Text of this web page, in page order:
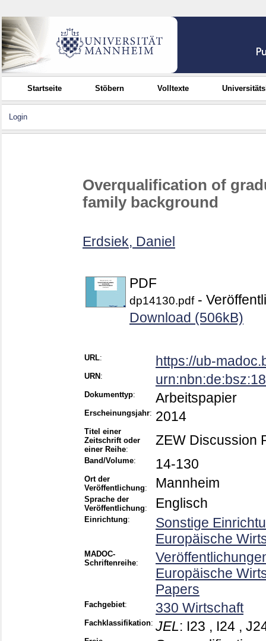
Startseite Stöbern Volltexte
Login
Overqualification of
family background
Erdsiek, Daniel
PDF
dp14130.pdf-
Download (506kB)
URL: https://ub-
URN :
Dokumenttyp: Arbeitspapier
Erscheinungsjahr: 2014
Titel einer
Zeitschrift oder
einer Reihe:
ZEW Discussion
Band/Volume: 14-130
Ort der
Veröffentlichung: Mannheim
Sprache der
Veröffentlichung: Englisch
Einrichtung:
Sonstige
Europäische
MADOC-
Schriftenreihe:
Europäische
Papers
Fachgebiet: 330 Wirtschaft
Fachklassifikation: JEL: I23 , I24 ,